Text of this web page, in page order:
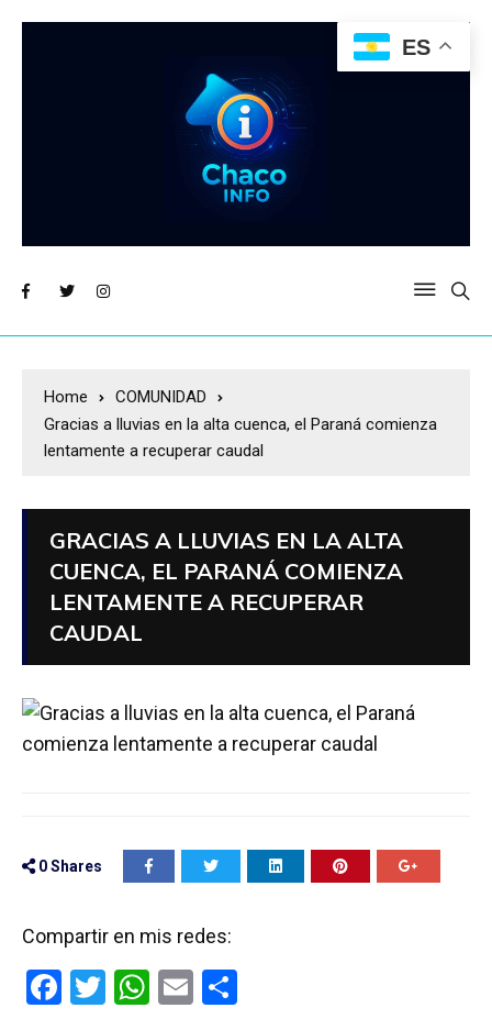
Home
COMUNIDAD
Gracias a lluvias en la alta cuenca, el Paraná comienza
lentamente a recuperar caudal
GRACIAS A LLUVIAS EN LA ALTA
CUENCA, EL PARANÁ COMIENZA
LENTAMENTE A RECUPERAR
CAUDAL
0Shares
Compartir en mis redes:
F
T
W E
ES